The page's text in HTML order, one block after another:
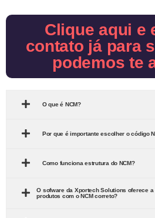
Clique aqui e
contato já para
podemos te
O que é NCM?
Por que é importante escolher o código
Como funciona estrutura do NCM?
O sofware da Xportech Solutions oferece
produtos com o NCM correto?